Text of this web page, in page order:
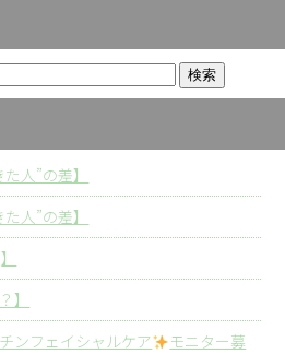
人”の差】
人”の差】
】
】
ンフェイシャルケア
モニター募